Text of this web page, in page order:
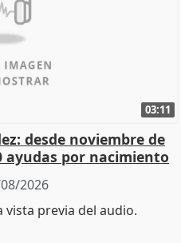
03:11
desde noviembre de
ayudas por nacimiento
2026